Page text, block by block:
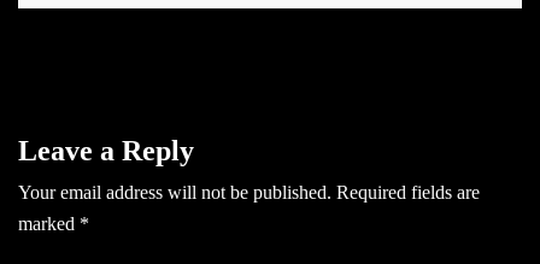
Leave a Reply
Your email address will not be published. Required fields are
marked *